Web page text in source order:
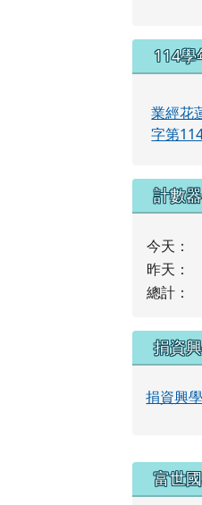
114學
業經花
字第
計數器
今天：
昨天：
總計：
捐資
捐資興
右
富世